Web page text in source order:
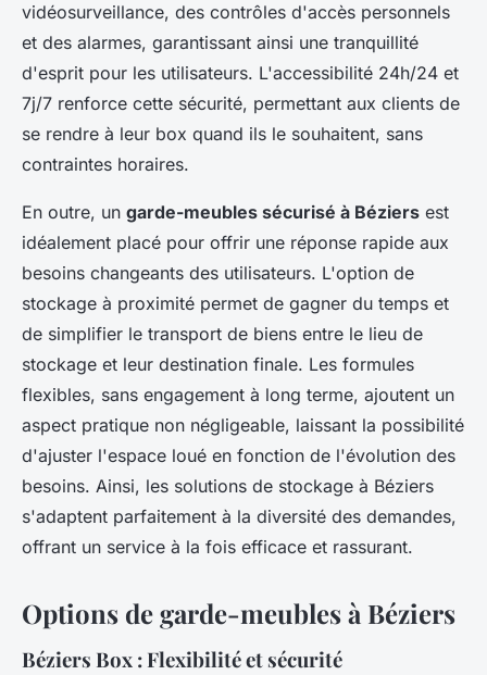
vidéosurveillance, des contrôles d'accès personnels
et des alarmes, garantissant ainsi une tranquillité
d'esprit pour les utilisateurs. L'accessibilité 24h/24 et
7j/7 renforce cette sécurité, permettant aux clients de
se rendre à leur box quand ils le souhaitent, sans
contraintes horaires.
En outre, un garde-meubles sécurisé à Béziers est
idéalement placé pour offrir une réponse rapide aux
besoins changeants des utilisateurs. L'option de
stockage à proximité permet de gagner du temps et
de simplifier le transport de biens entre le lieu de
stockage et leur destination finale. Les formules
flexibles, sans engagement à long terme, ajoutent un
aspect pratique non négligeable, laissant la possibilité
d'ajuster l'espace loué en fonction de l'évolution des
besoins. Ainsi, les solutions de stockage à Béziers
s'adaptent parfaitement à la diversité des demandes,
offrant un service à la fois efficace et rassurant.
Options de garde-meubles à Béziers
Béziers Box : Flexibilité et sécurité